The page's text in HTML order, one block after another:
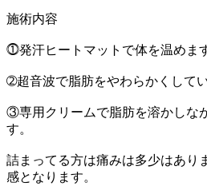
施術内容
⓵発汗ヒートマットで体を温めま
➁超音波で脂肪をやわらかくしてい
③専用クリームで脂肪を溶かしな
す。
詰まってる方は痛みは多少はあり
感となります。